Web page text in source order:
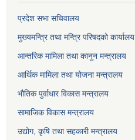
प्रदेश सभा सचिवालय
मुख्यमन्त्रि तथा मन्त्रि परिषदको कार्यालय
आन्तरिक मामिला तथा कानुन मन्त्रालय
आर्थिक मामिला तथा योजना मन्त्रालय
भौतिक पुर्वाधार विकास मन्त्रालय
सामाजिक विकास मन्त्रालय
उद्योग, कृषि तथा सहकारी मन्त्रालय